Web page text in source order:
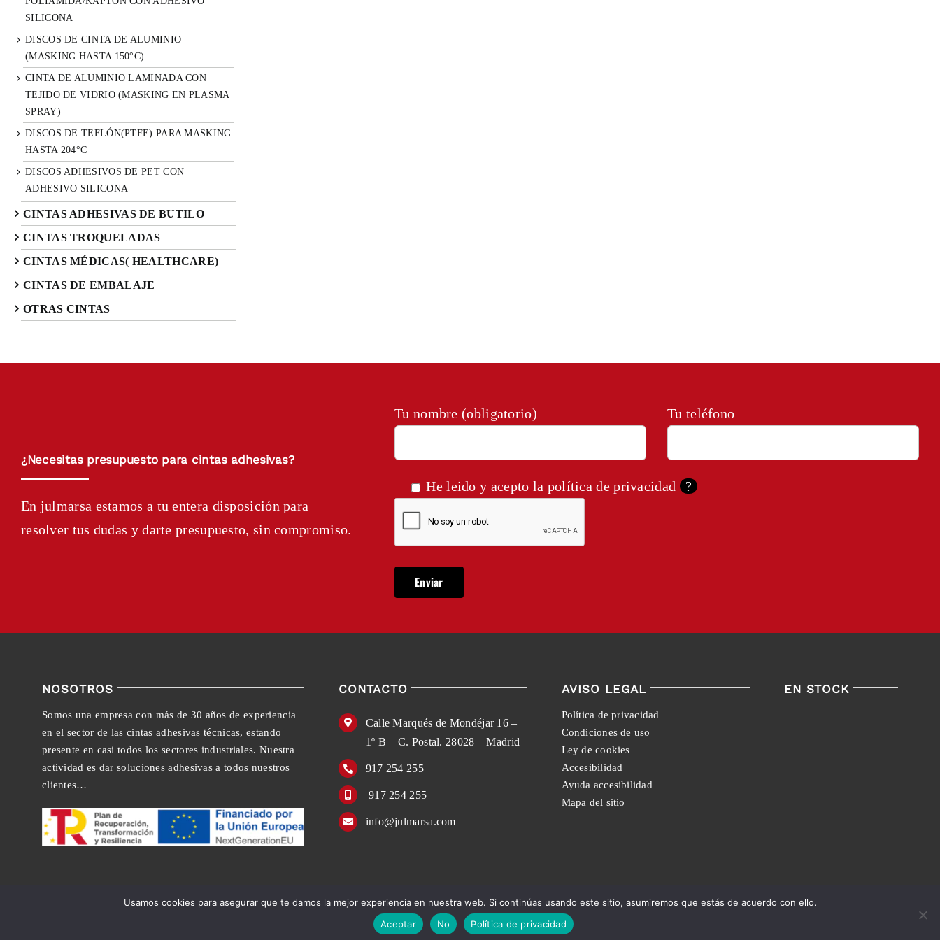
SILICONA
DISCOS DE CINTA DE ALUMINIO
(MASKING HASTA 150°C)
CINTA DE ALUMINIO LAMINADA CON
TEJIDO DE VIDRIO (MASKING EN PLASMA
SPRAY)
DISCOS DE TEFLÓN(PTFE) PARA MASKING
HASTA 204°C
DISCOS ADHESIVOS DE PET CON
ADHESIVO SILICONA
CINTAS ADHESIVAS DE BUTILO
CINTAS TROQUELADAS
CINTAS MÉDICAS( HEALTHCARE)
CINTAS DE EMBALAJE
OTRAS CINTAS
¿Necesitas presupuesto para cintas adhesivas?
En julmarsa estamos a tu entera disposición para
resolver tus dudas y darte presupuesto, sin compromiso.
Tu nombre (obligatorio) Tu teléfono
He leido y acepto la política de privacidad ?
NOSOTROS
Somos una empresa con más de 30 años de experiencia
en el sector de las cintas adhesivas técnicas, estando
presente en casi todos los sectores industriales. Nuestra
actividad es dar soluciones adhesivas a todos nuestros
clientes…
CONTACTO
Calle Marqués de Mondéjar 16 –
1º B – C. Postal. 28028 – Madrid
917 254 255
917 254 255
info@julmarsa.com
AVISO LEGAL
Política de privacidad
Condiciones de uso
Ley de cookies
Accesibilidad
Ayuda accesibilidad
Mapa del sitio
EN STOCK
English Español
Usamos cookies para asegurar que te damos la mejor experiencia en nuestra web. Si continúas usando este sitio, asumiremos que estás de acuerdo con ello.
Aceptar
No Política de privacidad